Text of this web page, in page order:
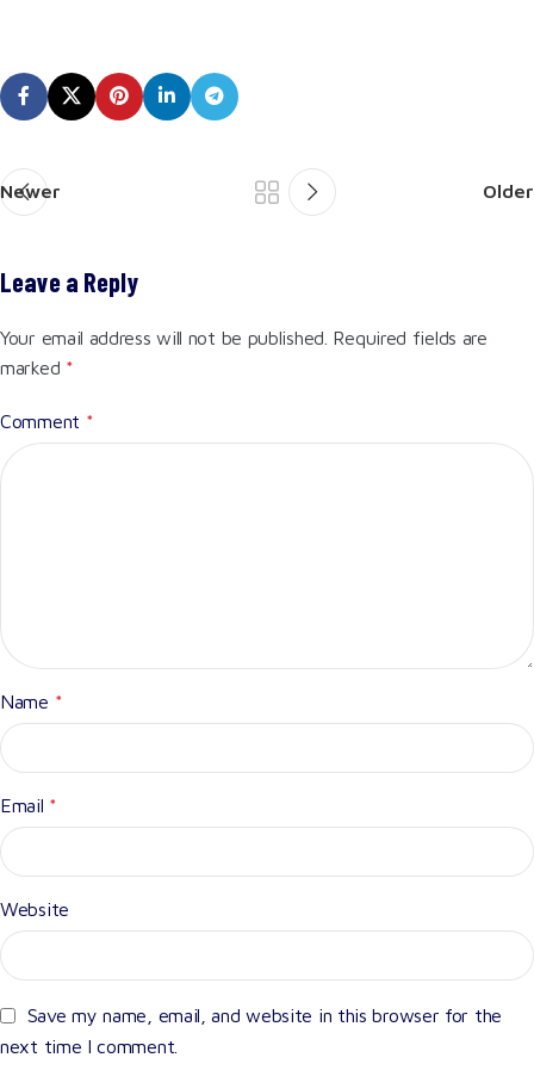
Newer Older
Leave a Reply
Your email address will not be published. Required fields are
marked *
Comment *
Name *
Email *
Website
Save my name, email, and website in this browser for the
next time I comment.